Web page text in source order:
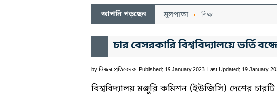
আপনি পড়ছেন মূলপাতা শিক্ষা
চার বেসরকারি বিশ্ববিদ্যালয়ে ভর্তি
by নিজস্ব প্রতিবেদক Published: 19 January 2023 Last Updated: 19 January
বিশ্ববিদ্যালয় মঞ্জুরি কমিশন (ইউজিসি) দেশের